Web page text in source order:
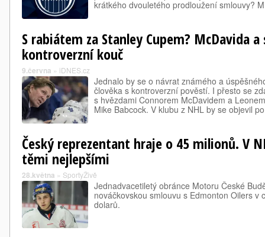
krátkého dvouletého prodloužení smlouvy?
S rabiátem za Stanley Cupem? McDavida
kontroverzní kouč
9.června » iDNES.cz
Jednalo by se o návrat známého a
člověka s kontroverzní pověstí. I přesto se
s hvězdami Connorem McDavidem a
Mike Babcock. V klubu z NHL by se objevil
Český reprezentant hraje o 45 milionů. V
těmi nejlepšími
28.května » SportyŽivě
Jednadvacetiletý obránce Motoru České
nováčkovskou smlouvu s Edmonton Oilers v
dolarů.